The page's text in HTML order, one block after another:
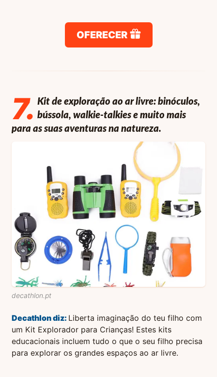
OFERECER
7. Kit de exploração ao ar livre: binóculos,
bússola, walkie-talkies e muito mais
para as suas aventuras na natureza.
decathlon.pt
Decathlondiz: Liberta imaginação do teu filho com
um Kit Explorador para Crianças! Estes kits
educacionais incluem tudo o que o seu filho precisa
para explorar os grandes espaços ao ar livre.